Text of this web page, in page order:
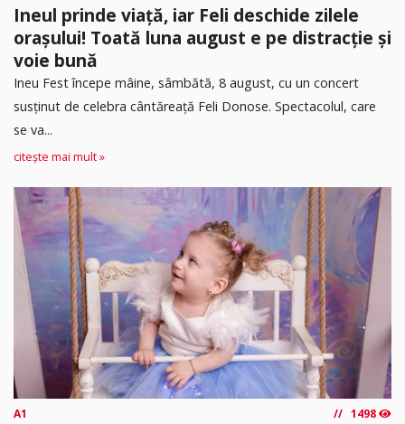
Ineul prinde viață, iar Feli deschide zilele
orașului! Toată luna august e pe distracție și
voie bună
Ineu Fest începe mâine, sâmbătă, 8 august, cu un concert
susținut de celebra cântăreață Feli Donose. Spectacolul, care
se va...
citește mai mult »
A1 1498